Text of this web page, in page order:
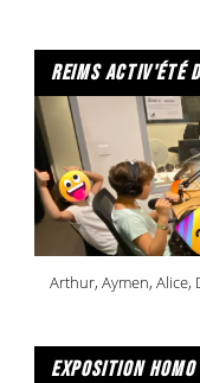
reims activ'été
Arthur, Aymen, Alice,
exposition